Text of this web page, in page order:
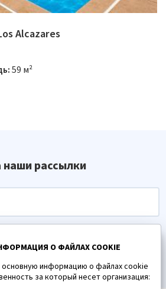
Alcazares
59 м²
рассылки
ПОДПИСАТЬСЯО ФАЙЛАХ COOKIE
информацию о файлах cookie
за который несет организация: